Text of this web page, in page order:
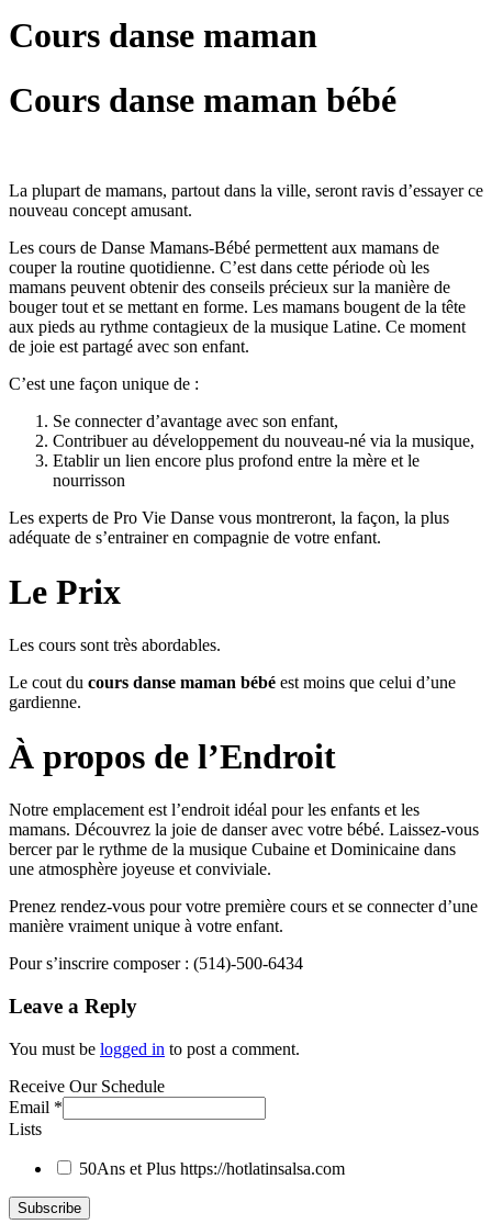
Cours danse maman
Cours danse maman bébé
La plupart de mamans, partout dans la ville, seront ravis d’essayer ce
nouveau concept amusant.
Les cours de Danse Mamans-Bébé permettent aux mamans de
couper la routine quotidienne. C’est dans cette période où les
mamans peuvent obtenir des conseils précieux sur la manière de
bouger tout et se mettant en forme. Les mamans bougent de la tête
aux pieds au rythme contagieux de la musique Latine. Ce moment
de joie est partagé avec son enfant.
C’est une façon unique de :
Se connecter d’avantage avec son enfant,
Contribuer au développement du nouveau-né via la musique,
Etablir un lien encore plus profond entre la mère et le
nourrisson
Les experts de Pro Vie Danse vous montreront, la façon, la plus
adéquate de s’entrainer en compagnie de votre enfant.
Le Prix
Les cours sont très abordables.
Le cout du cours danse maman bébé est moins que celui d’une
gardienne.
À propos de l’Endroit
Notre emplacement est l’endroit idéal pour les enfants et les
mamans. Découvrez la joie de danser avec votre bébé. Laissez-vous
bercer par le rythme de la musique Cubaine et Dominicaine dans
une atmosphère joyeuse et conviviale.
Prenez rendez-vous pour votre première cours et se connecter d’une
manière vraiment unique à votre enfant.
Pour s’inscrire composer : (514)-500-6434
Leave a Reply
You must be logged in to post a comment.
Receive Our Schedule
Email *
Lists
50Ans et Plus https://hotlatinsalsa.com